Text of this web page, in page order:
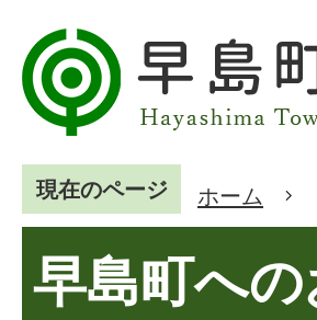
現在のページ ホーム
早島町へ